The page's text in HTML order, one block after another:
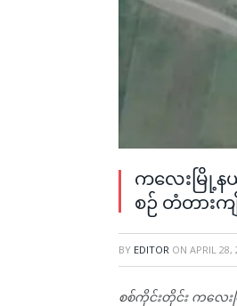
ကလေးမြို့န
စဉ် တံတား
BY EDITOR ON APRIL 28,
စစ်ကိုင်းတိုင်း ကလေးမ